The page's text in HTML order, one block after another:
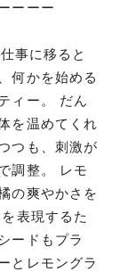
ーーー
事に移ると
何かを始める
ィー。 だん
を温めてくれ
つも、刺激が
調整。 レモ
の爽やかさを
表現するた
ードもプラ
とレモングラ